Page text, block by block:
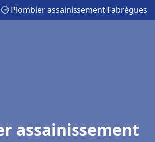
🕒 Plombier assainissement Fabrègues
assainissement